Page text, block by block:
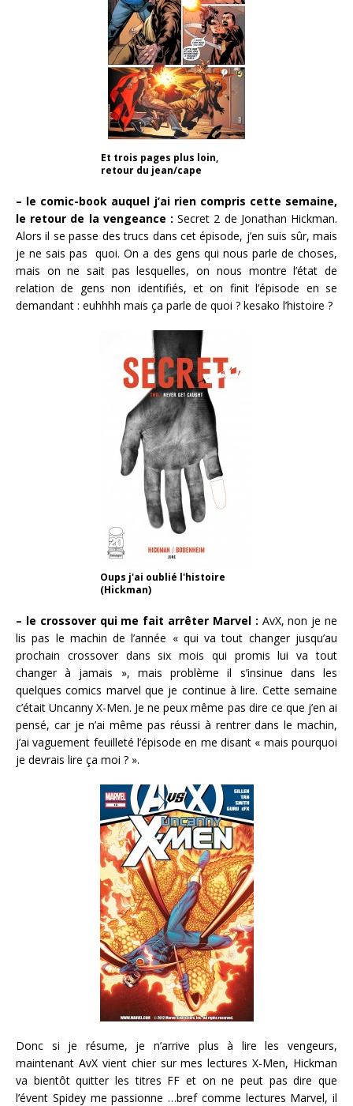
Et trois pages plus loin,
retour du jean/cape
– le comic-book auquel j’ai rien compris cette semaine,
le retour de la vengeance : Secret 2 de Jonathan Hickman.
Alors il se passe des trucs dans cet épisode, j’en suis sûr, mais
je ne sais pas quoi. On a des gens qui nous parle de choses,
mais on ne sait pas lesquelles, on nous montre l’état de
relation de gens non identifiés, et on finit l’épisode en se
demandant : euhhhh mais ça parle de quoi ? kesako l’histoire ?
Oups j'ai oublié l'histoire
(Hickman)
– le crossover qui me fait arrêter Marvel : AvX, non je ne
lis pas le machin de l’année « qui va tout changer jusqu’au
prochain crossover dans six mois qui promis lui va tout
changer à jamais », mais problème il s’insinue dans les
quelques comics marvel que je continue à lire. Cette semaine
c’était Uncanny X-Men. Je ne peux même pas dire ce que j’en ai
pensé, car je n’ai même pas réussi à rentrer dans le machin,
j’ai vaguement feuilleté l’épisode en me disant « mais pourquoi
je devrais lire ça moi ? ».
Donc si je résume, je n’arrive plus à lire les vengeurs,
maintenant AvX vient chier sur mes lectures X-Men, Hickman
va bientôt quitter les titres FF et on ne peut pas dire que
l’évent Spidey me passionne …bref comme lectures Marvel, il